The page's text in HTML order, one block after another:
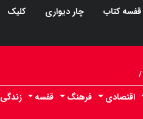
قفسه کتاب چار دیواری کلیک
/
اقتصادی فرهنگ قفسه زندگی